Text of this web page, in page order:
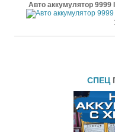
СПЕЦ
Авто аккумулятор 9999